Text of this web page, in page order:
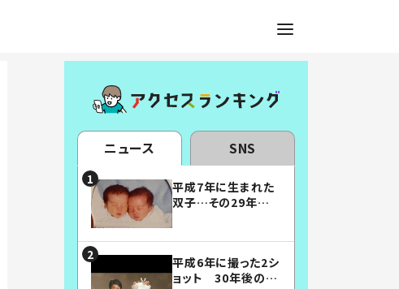
ニュース SNS
平成7年に生まれた
双子…その29年後
平成6年に撮った2シ
ョット 30年後の姿